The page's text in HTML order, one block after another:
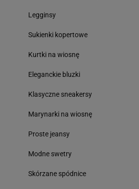
Legginsy
Sukienki kopertowe
Kurtki na wiosnę
Eleganckie bluzki
Klasyczne sneakersy
Marynarki na wiosnę
Proste jeansy
Modne swetry
Skórzane spódnice